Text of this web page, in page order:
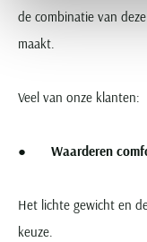
de combinatie van
maakt.
Veel van onze klanten:
● Waarderen
Het lichte gewicht en
keuze.